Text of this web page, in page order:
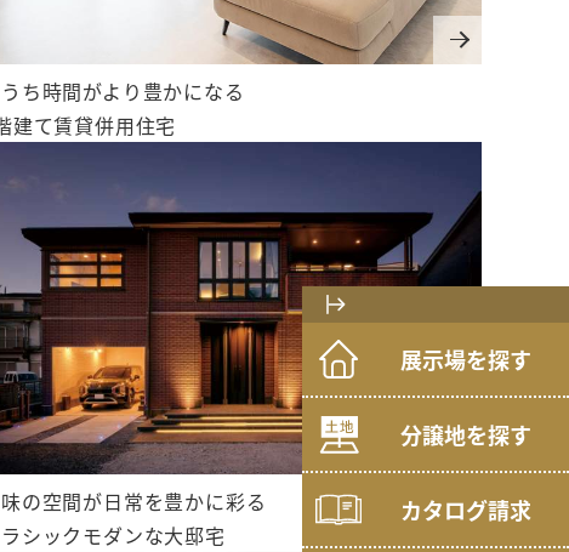
展示場を探す
分譲地を探す
カタログ請求
ち時間がより豊かになる
建て賃貸併用住宅
の空間が日常を豊かに彩る
シックモダンな大邸宅